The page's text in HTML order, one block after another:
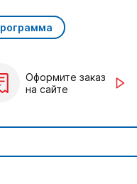
Оформите заказ
на сайте